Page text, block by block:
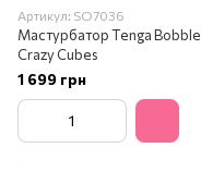
Артикул: SO7036
Мастурбатор Tenga Bobble
Crazy Cubes
1 699 грн